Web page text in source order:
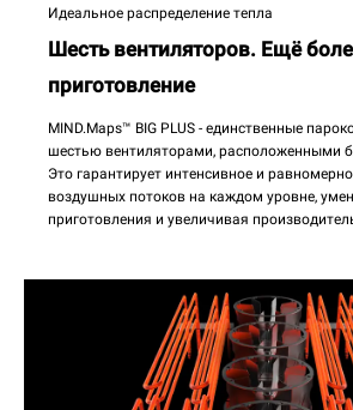
Идеальное распределение тепла
Шесть вентиляторов. Ещё
приготовление
MIND.Maps™ BIG PLUS - единственные
шестью вентиляторами, расположенными
Это гарантирует интенсивное и
воздушных потоков на каждом уровне,
приготовления и увеличивая